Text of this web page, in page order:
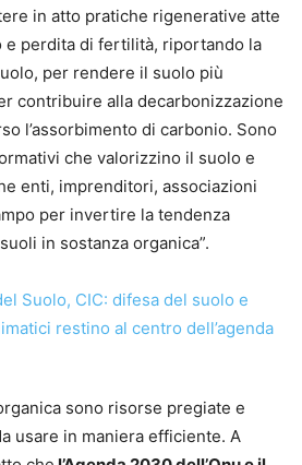
in atto pratiche rigenerative atte
e perdita di fertilità, riportando la
per rendere il suolo più
contribuire alla decarbonizzazione
l’assorbimento di carbonio. Sono
che valorizzino il suolo e
enti, imprenditori, associazioni
per invertire la tendenza
in sostanza organica”.
sono risorse pregiate e
usare in maniera efficiente. A